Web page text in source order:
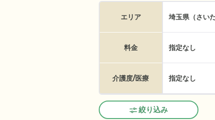
エリア 埼玉県（さい
料金 指定なし
介護度/医療 指定なし
絞り込み